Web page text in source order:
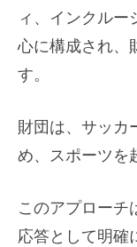
ィ、インクルー
心に構成され、
す。
財団は、サッカ
め、スポーツを
このアプローチ
応答として明確